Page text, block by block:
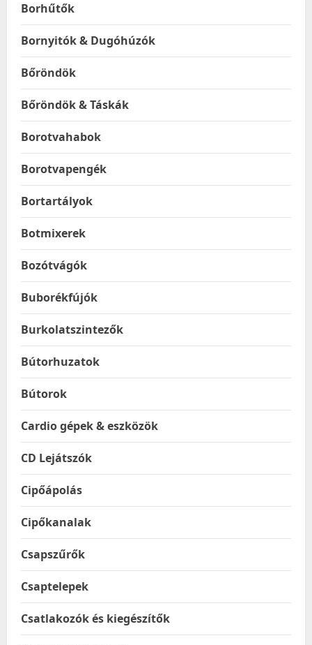
Borhűtők
Bornyitók & Dugóhúzók
Bőröndök
Bőröndök & Táskák
Borotvahabok
Borotvapengék
Bortartályok
Botmixerek
Bozótvágók
Buborékfújók
Burkolatszintezők
Bútorhuzatok
Bútorok
Cardio gépek & eszközök
CD Lejátszók
Cipőápolás
Cipőkanalak
Csapszűrők
Csaptelepek
Csatlakozók és kiegészítők